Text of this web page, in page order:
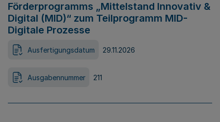
Förderprogramms „Mittelstand Innovativ &
Digital (MID)“ zum Teilprogramm MID-
Digitale Prozesse
Ausfertigungsdatum 29.11.2026
Ausgabennummer 211